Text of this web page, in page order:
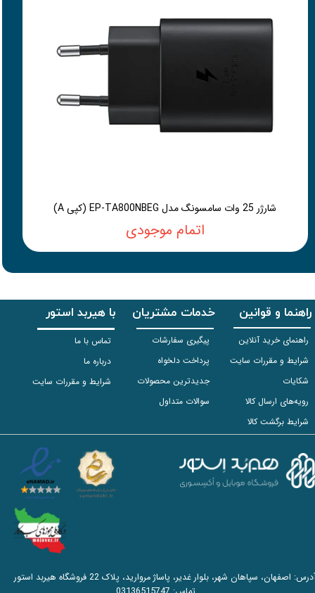
شارژر 25 وات سامسونگ مدل EP-TA800NBEG (کپی A)
اتمام موجودی
راهنما و قوانین
راهنمای خرید آنلاین
شرایط و مقررات سایت
شکایات
رویه‌های ارسال کالا
شرایط برگشت کالا
خدمات مشتریان
پیگیری سفارشات
پرداخت دلخواه
جدیدترین محصولات
سوالات متداول
با هیربد استور
تماس با ما
درباره ما
شرایط و مقررات سایت
آدرس: اصفهان، سپاهان شهر، بلوار غدیر، پاساژ مروارید، پلاک 22 فروشگاه هیربد استور